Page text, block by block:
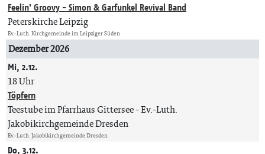
Feelin' Groovy - Simon & Garfunkel Revival Band
Peterskirche Leipzig
Ev.-Luth. Kirchgemeinde im Leipziger Süden
Dezember 2026
Mi, 2.12.
18 Uhr
Töpfern
Teestube im Pfarrhaus Gittersee Ev.-Luth.
Jakobikirchgemeinde Dresden
Ev.-Luth. Jakobikirchgemeinde Dresden
Do, 3.12.